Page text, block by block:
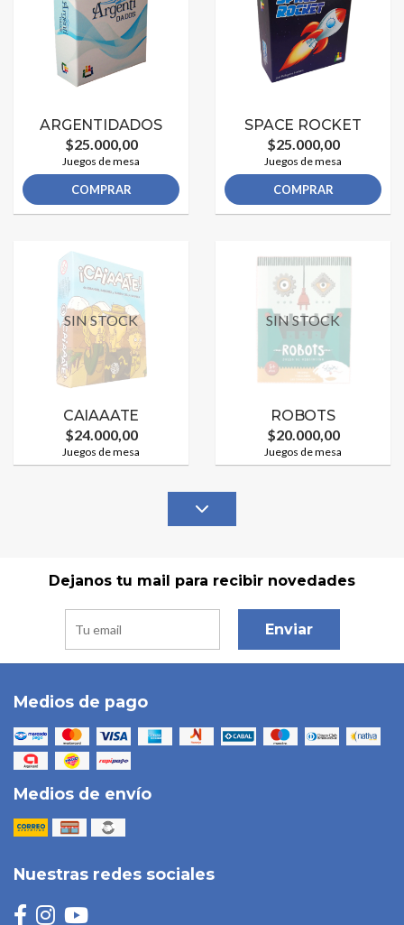
ARGENTIDADOS
$25.000,00
Juegos de mesa
COMPRAR
SPACE ROCKET
$25.000,00
Juegos de mesa
COMPRAR
SIN STOCK
CAIAAATE
$24.000,00
Juegos de mesa
SIN STOCK
ROBOTS
$20.000,00
Juegos de mesa
Dejanos tu mail para recibir novedades
Enviar
Medios de pago
Medios de envío
Nuestras redes sociales